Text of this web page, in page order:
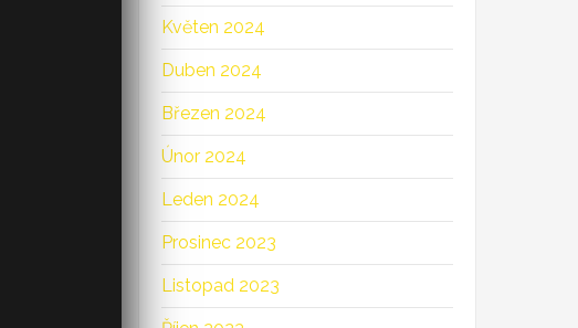
Květen 2024
Duben 2024
Březen 2024
Únor 2024
Leden 2024
Prosinec 2023
Listopad 2023